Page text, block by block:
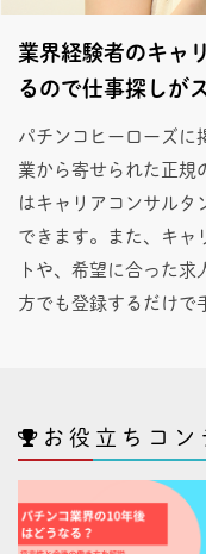
業界経験者のキャ
るので仕事探しが
パチンコヒーローズに
業から寄せられた正規
はキャリアコンサルタ
できます。また、キャ
トや、希望に合った
方でも登録するだけで
お役立ちコン